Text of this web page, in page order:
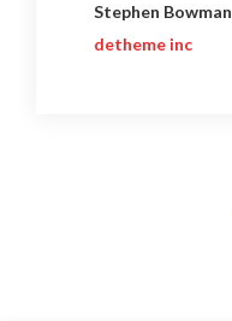
Stephen Bowman
detheme inc